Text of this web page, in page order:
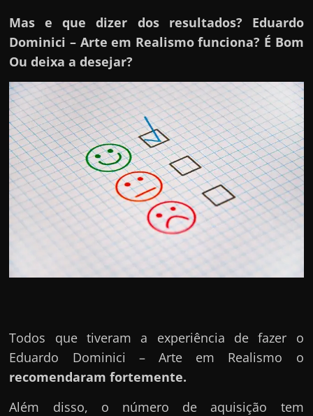
Mas e que dizer dos resultados? Eduardo
Dominici – Arte em Realismo funciona? É Bom
Ou deixa a desejar?
Todos que tiveram a experiência de fazer o
Eduardo Dominici – Arte em Realismo o
recomendaram fortemente.
Além disso, o número de aquisição tem